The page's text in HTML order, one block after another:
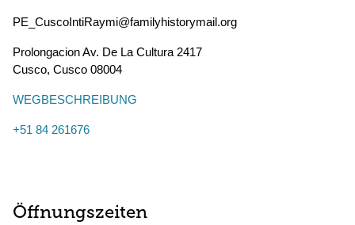
PE_CuscoIntiRaymi@familyhistorymail.org
Prolongacion Av. De La Cultura 2417
Cusco, Cusco 08004
WEGBESCHREIBUNG
+51 84 261676
Öffnungszeiten